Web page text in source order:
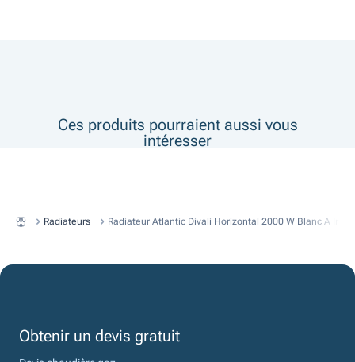
Ces produits pourraient aussi vous
intéresser
Radiateurs Radiateur Atlantic Divali Horizontal 2000 W Blanc A
Obtenir un devis gratuit